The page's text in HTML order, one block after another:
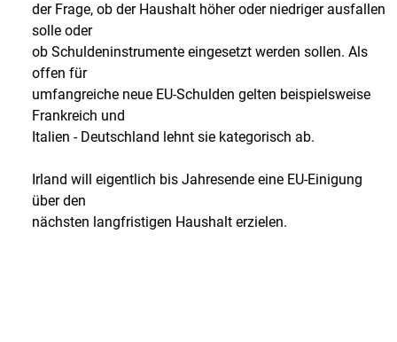
der Frage, ob der Haushalt höher oder niedriger ausfallen
solle oder
ob Schuldeninstrumente eingesetzt werden sollen. Als
offen für
umfangreiche neue EU-Schulden gelten beispielsweise
Frankreich und
Italien - Deutschland lehnt sie kategorisch ab.
Irland will eigentlich bis Jahresende eine EU-Einigung
über den
nächsten langfristigen Haushalt erzielen.